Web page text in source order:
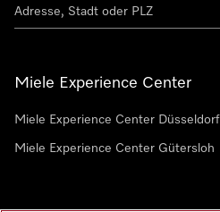
Miele Experience Center
Miele Experience Center Düsseldorf
Miele Experience Center Gütersloh